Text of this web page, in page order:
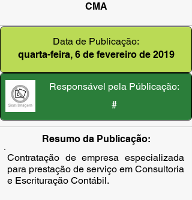
CMA
Data de Publicação:
quarta-feira, 6 de fevereiro de 2019
Responsável pela Públicação:
#
Resumo da Publicação:
Contratação de empresa especializada
para prestação de serviço em Consultoria
e Escrituração Contábil.